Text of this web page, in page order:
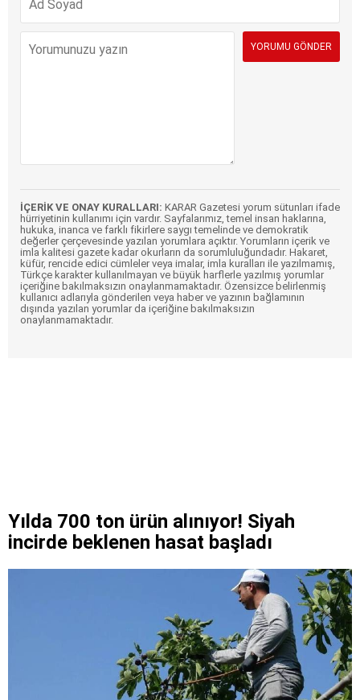
İÇERİK VE ONAY KURALLARI: KARAR Gazetesi yorum sütunları ifade
hürriyetinin kullanımı için vardır. Sayfalarımız, temel insan haklarına,
hukuka, inanca ve farklı fikirlere saygı temelinde ve demokratik
değerler çerçevesinde yazılan yorumlara açıktır. Yorumların içerik ve
imla kalitesi gazete kadar okurların da sorumluluğundadır. Hakaret,
küfür, rencide edici cümleler veya imalar, imla kuralları ile yazılmamış,
Türkçe karakter kullanılmayan ve büyük harflerle yazılmış yorumlar
içeriğine bakılmaksızın onaylanmamaktadır. Özensizce belirlenmiş
kullanıcı adlarıyla gönderilen veya haber ve yazının bağlamının
dışında yazılan yorumlar da içeriğine bakılmaksızın
onaylanmamaktadır.
Yılda 700 ton ürün alınıyor! Siyah
incirde beklenen hasat başladı